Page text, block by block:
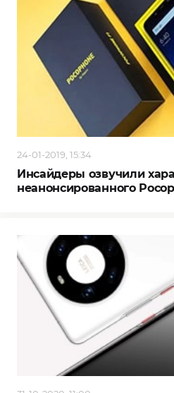
24-01-2019, 15:34
Инсайдеры озвучили
неанонсированного